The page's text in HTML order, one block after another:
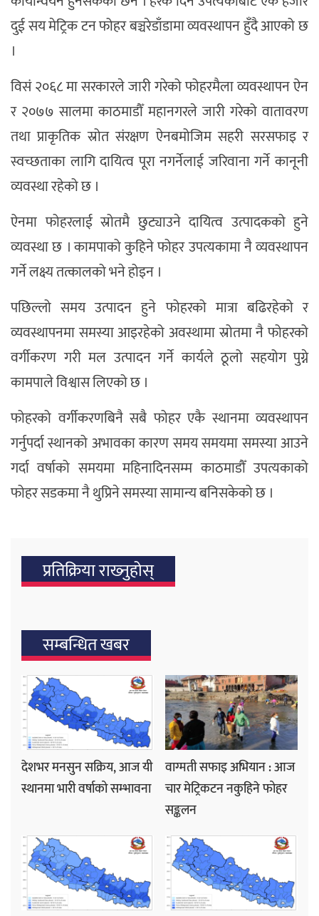
दुई सय मेट्रिक टन फोहर बञ्चरेडाँडामा व्यवस्थापन हुँदै आएको छ
।
विसं २०६८ मा सरकारले जारी गरेको फोहरमैला व्यवस्थापन ऐन
र २०७७ सालमा काठमाडौँ महानगरले जारी गरेको वातावरण
तथा प्राकृतिक स्रोत संरक्षण ऐनबमोजिम सहरी सरसफाइ र
स्वच्छताका लागि दायित्व पूरा नगर्नेलाई जरिवाना गर्ने कानूनी
व्यवस्था रहेको छ ।
ऐनमा फोहरलाई स्रोतमै छुट्याउने दायित्व उत्पादकको हुने
व्यवस्था छ । कामपाको कुहिने फोहर उपत्यकामा नै व्यवस्थापन
गर्ने लक्ष्य तत्कालको भने होइन ।
पछिल्लो समय उत्पादन हुने फोहरको मात्रा बढिरहेको र
व्यवस्थापनमा समस्या आइरहेको अवस्थामा स्रोतमा नै फोहरको
वर्गीकरण गरी मल उत्पादन गर्ने कार्यले ठूलो सहयोग पुग्ने
कामपाले विश्वास लिएको छ ।
फोहरको वर्गीकरणबिनै सबै फोहर एकै स्थानमा व्यवस्थापन
गर्नुपर्दा स्थानको अभावका कारण समय समयमा समस्या आउने
गर्दा वर्षाको समयमा महिनादिनसम्म काठमाडौँ उपत्यकाको
फोहर सडकमा नै थुप्रिने समस्या सामान्य बनिसकेको छ ।
प्रतिक्रिया राख्‍नुहोस्
सम्बन्धित खबर
देशभर मनसुन सक्रिय, आज यी
स्थानमा भारी वर्षाको सम्भावना
वाग्मती सफाइ अभियान : आज
चार मेट्रिकटन नकुहिने फोहर
सङ्कलन